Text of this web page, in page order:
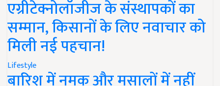
एग्रीटेक्नोलॉजीज के संस्थापकों का
सम्मान, किसानों के लिए नवाचार को
मिली नई पहचान!
Lifestyle
बारिश में नमक और मसालों में नहीं